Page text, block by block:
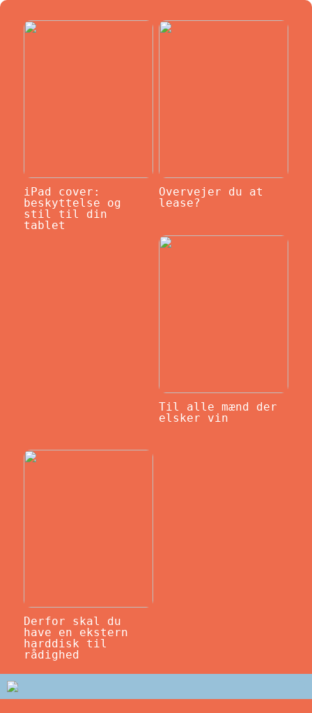
iPad cover:
beskyttelse og
stil til din
tablet
Overvejer du at
lease?
Til alle mænd der
elsker vin
Derfor skal du
have en ekstern
harddisk til
rådighed